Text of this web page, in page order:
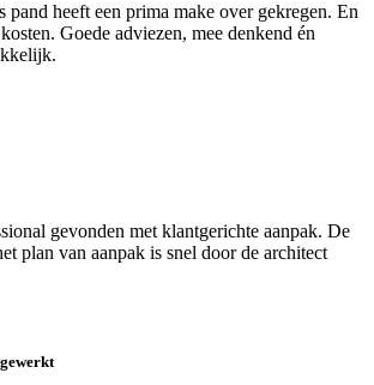
pand heeft een prima make over gekregen. En
Goede adviezen, mee denkend én
gevonden met klantgerichte aanpak. De
plan van aanpak is snel door de architect